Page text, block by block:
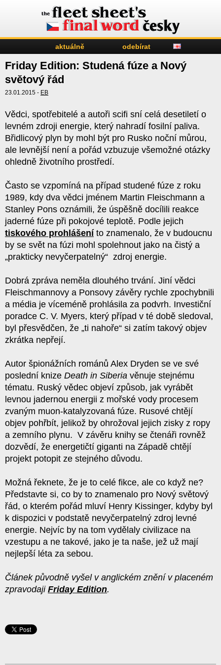
aktuálně odebírat
Friday Edition: Studená fúze a Nový
světový řád
23.01.2015 - EB
Vědci, spotřebitelé a autoři scifi sní celá desetiletí o
levném zdroji energie, který nahradí fosilní paliva.
Břidlicový plyn by mohl být pro Rusko noční můrou,
ale levnější není a pořád vzbuzuje všemožné otázky
ohledně životního prostředí.
Často se vzpomíná na případ studené fúze z roku
1989, kdy dva vědci jménem Martin Fleischmann a
Stanley Pons oznámili, že úspěšně docílili reakce
jaderné fúze při pokojové teplotě. Podle jejich
tiskového prohlášení to znamenalo, že v budoucnu
by se svět na fúzi mohl spolehnout jako na čistý a
„prakticky nevyčerpatelný“ zdroj energie.
Dobrá zpráva neměla dlouhého trvání. Jiní vědci
Fleischmannovy a Ponsovy závěry rychle zpochybnili
a média je víceméně prohlásila za podvrh. Investiční
poradce C. V. Myers, který případ v té době sledoval,
byl přesvědčen, že „ti nahoře“ si zatím takový objev
zkrátka nepřejí.
Autor špionážních románů Alex Dryden se ve své
poslední knize Death in Siberia věnuje stejnému
tématu. Ruský vědec objeví způsob, jak vyrábět
levnou jadernou energii z mořské vody procesem
zvaným muon-katalyzovaná fúze. Rusové chtějí
objev pohřbít, jelikož by ohrožoval jejich zisky z ropy
a zemního plynu. V závěru knihy se čtenáři rovněž
dozvědí, že energetičtí giganti na Západě chtějí
projekt potopit ze stejného důvodu.
Možná řeknete, že je to celé fikce, ale co když ne?
Představte si, co by to znamenalo pro Nový světový
řád, o kterém pořád mluví Henry Kissinger, kdyby byl
k dispozici v podstatě nevyčerpatelný zdroj levné
energie. Nejvíc by na tom vydělaly civilizace na
vzestupu a ne takové, jako je ta naše, jež už mají
nejlepší léta za sebou.
Článek původně vyšel v anglickém znění v placeném
zpravodaji Friday Edition.